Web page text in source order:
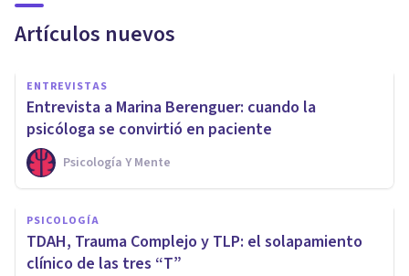
Artículos nuevos
ENTREVISTAS
Entrevista a Marina Berenguer: cuando la
psicóloga se convirtió en paciente
Psicología Y Mente
PSICOLOGÍA
TDAH, Trauma Complejo y TLP: el solapamiento
clínico de las tres “T”